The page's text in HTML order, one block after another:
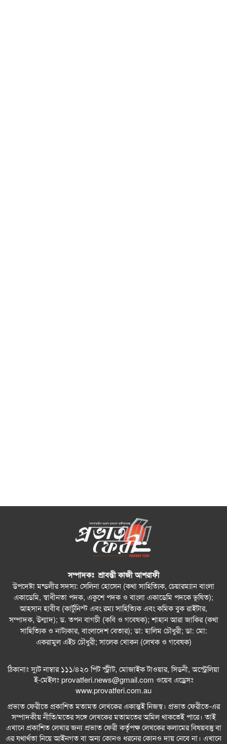
সম্পাদকঃ শ্রাবন্তী কাজী আশরাফী
উপদেষ্টা মন্ডলীর সদস্য: সেলিনা হোসেন (কথা সাহিত্যিক, চেয়ারম্যান বাংলা
একাডেমি, স্বাধীনতা পদক, একুশে পদক ও বাংলা একাডেমি পদকে ভূষিত);
আহসান হাবীব (কার্টুনিস্ট এবং রম্য সাহিত্যিক এবং কমিক বুক রাইটার,
সম্পাদক, উন্মাদ); ড. তপন বাগচী (কবি ও গবেষক); শাহান আরা জাকির (কথা
সাহিত্যিক ও নাট্যকার, বাংলাদেশ বেতার); ডা: হালিম চৌধুরী; ডা: মো:
একরামুল এইচ চৌধুরী; সালেক খোকন (লেখক ও গবেষক)
ঠিকানাঃ স্যুট নাম্বার ১১১/৪২০ পিট স্ট্রীট, মোজাইক টাওয়ার, সিডনী, অস্ট্রেলিয়া
ই-মেইলঃprovatferi.news@gmail.com ওয়েব এড্রেসঃ
www.provatferi.com.au
প্রভাত ফেরীতে প্রকাশিত মতামত লেখকের একান্তই নিজস্ব। প্রভাত ফেরীতে-এর
সম্পাদকীয় নীতি/মতের সঙ্গে লেখকের মতামতের অমিল থাকতেই পারে। তাই
এখানে প্রকাশিত লেখার জন্য প্রভাত ফেরী কর্তৃপক্ষ লেখকের কলামের বিষয়বস্তু বা
এর যথার্থতা নিয়ে আইনগত বা অন্য কোনও ধরনের কোনও দায় নেবে না। এখানে